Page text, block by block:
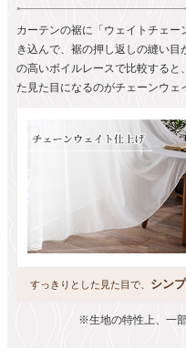
カーテンの裾に「ウェイトチェ
き込んで、裾の押し返しの縫い
の高いボイルレースで比較すると
た見た目になるのがチェーンウェ
すっきりとした見た目で、 シン
※生地の特性上、一